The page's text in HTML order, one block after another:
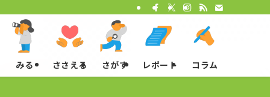
みる ささえる さがす レポート コラム